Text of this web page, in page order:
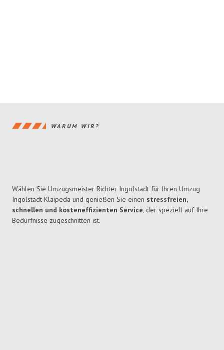
WARUM WIR?
Wählen Sie Umzugsmeister Richter Ingolstadt für Ihren Umzug
Ingolstadt Klaipeda und genießen Sie einen stressfreien,
schnellen und kosteneffizienten Service, der speziell auf Ihre
Bedürfnisse zugeschnitten ist.